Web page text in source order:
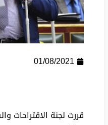
01/08/2021
قررت لجنة الاقتراحات